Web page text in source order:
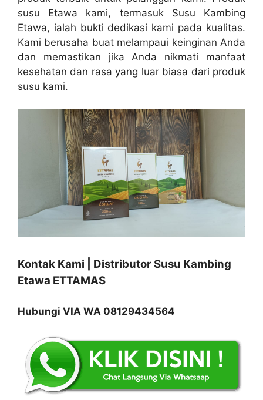
susu Etawa kami, termasuk Susu Kambing
Etawa, ialah bukti dedikasi kami pada kualitas.
Kami berusaha buat melampaui keinginan Anda
dan memastikan jika Anda nikmati manfaat
kesehatan dan rasa yang luar biasa dari produk
susu kami.
Kontak Kami | Distributor Susu Kambing
Etawa ETTAMAS
Hubungi VIA WA 08129434564